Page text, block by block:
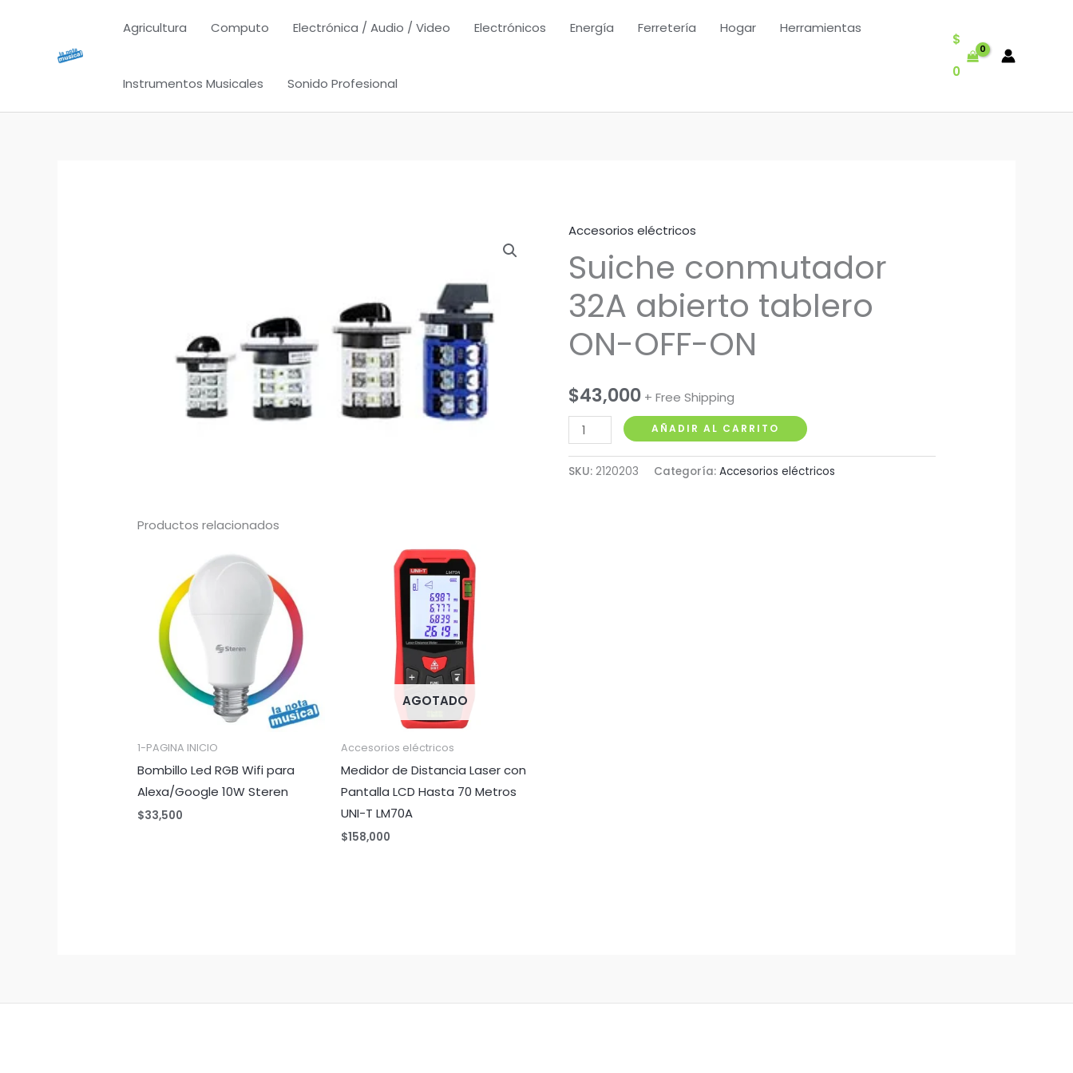
contenido
Agricultura Computo Electrónica / Audio / Video Electrónicos Energía Ferretería Hogar Herramientas
Instrumentos Musicales Sonido Profesional
$
0
Accesorios eléctricos
Suiche conmutador
32A abierto tablero
ON-OFF-ON
$43,000 + Free Shipping
Suiche
conmutador
32A
AÑADIR AL CARRITO
SKU: 2120203 Categoría: Accesorios eléctricos
Productos relacionados
1-PAGINA INICIO
Bombillo Led RGB Wifi para
Alexa/Google 10W Steren
$33,500
AGOTADO
Accesorios eléctricos
Medidor de Distancia Laser con
Pantalla LCD Hasta 70 Metros
UNI-T LM70A
$158,000